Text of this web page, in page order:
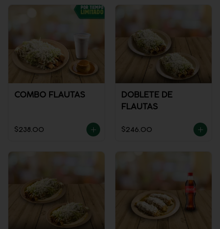
COMBO FLAUTAS
$238.00
DOBLETE DE
FLAUTAS
$246.00